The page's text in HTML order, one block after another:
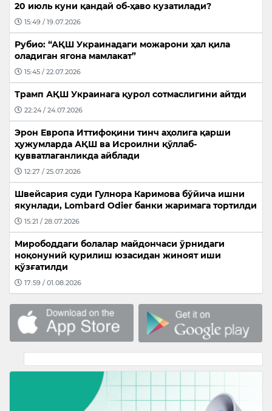
20 июль куни қандай об-ҳаво кузатилади?
15:49 / 19.07.2026
Рубио: “АҚШ Украинадаги можарони ҳал қила
оладиган ягона мамлакат”
15:45 / 22.07.2026
Трамп АҚШ Украинага қурол сотмаслигини айтди
22:24 / 24.07.2026
Эрон Европа Иттифоқини тинч аҳолига қарши
ҳужумларда АҚШ ва Исроилни қўллаб-
қувватлаганликда айблади
12:27 / 25.07.2026
Швейсария суди Гулнора Каримова бўйича ишни
якунлади, Lombard Odier банки жаримага тортилди
15:21 / 28.07.2026
Мирободдаги болалар майдончаси ўрнидаги
ноқонуний қурилиш юзасидан жиноят иши
қўзғатилди
17:59 / 01.08.2026